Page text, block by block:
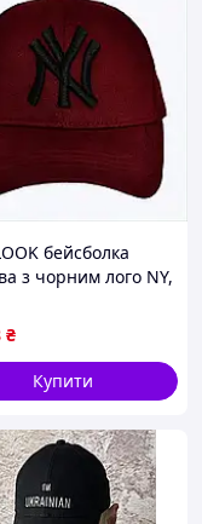
бейсболка
з чорним лого NY,
₴
Купити